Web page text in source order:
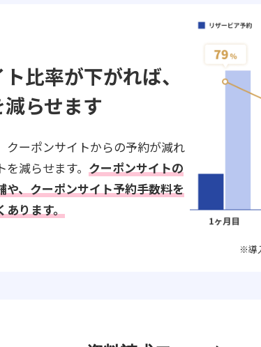
比率が下がれば、
らせます
クーポンサイトからの予約が減れ
減らせます。 クーポンサイトの
や、クーポンサイト予約手数料を
あります。
※導